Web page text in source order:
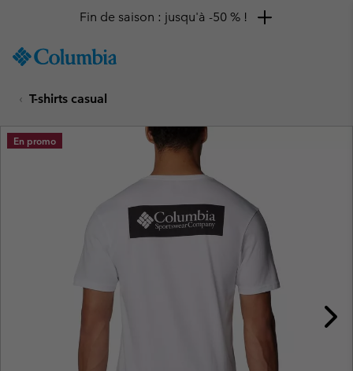
TO
SKIP
MAIN
NAV
Fin de saison : jusqu'à -50 % !
T-shirts casual
En promo